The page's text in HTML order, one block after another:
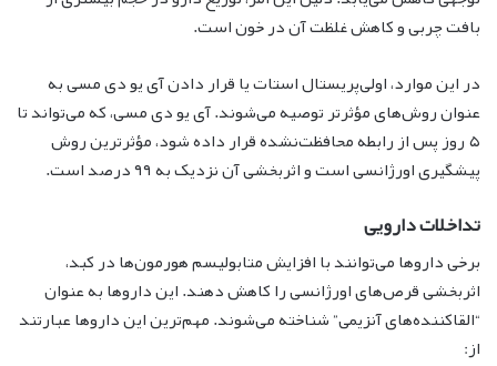
بافت چربی و کاهش غلظت آن در خون است.
در این موارد، اولی‌پریستال استات یا قرار دادن آی یو دی مسی به
عنوان روش‌های مؤثرتر توصیه می‌شوند. آی یو دی مسی، که می‌تواند تا
۵ روز پس از رابطه محافظت‌نشده قرار داده شود، مؤثرترین روش
پیشگیری اورژانسی است و اثربخشی آن نزدیک به ۹۹ درصد است.
تداخلات دارویی
برخی داروها می‌توانند با افزایش متابولیسم هورمون‌ها در کبد،
اثربخشی قرص‌های اورژانسی را کاهش دهند. این داروها به عنوان
“القاکننده‌های آنزیمی” شناخته می‌شوند. مهم‌ترین این داروها عبارتند
از: